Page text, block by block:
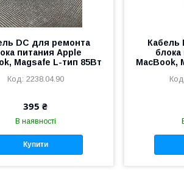
DC для ремонта
питания Apple
Magsafe L-тип 85Вт
2238.04.90
395 ₴
В наявності
Купити
Кабель
блока
MacBook,